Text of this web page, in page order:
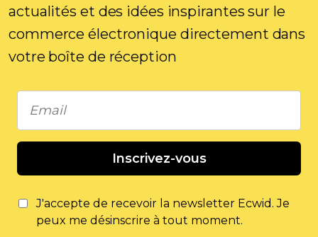
actualités et des idées inspirantes sur le
commerce électronique directement dans
votre boîte de réception
Inscrivez-vous
J'accepte de recevoir la newsletter Ecwid. Je
peux me désinscrire à tout moment.